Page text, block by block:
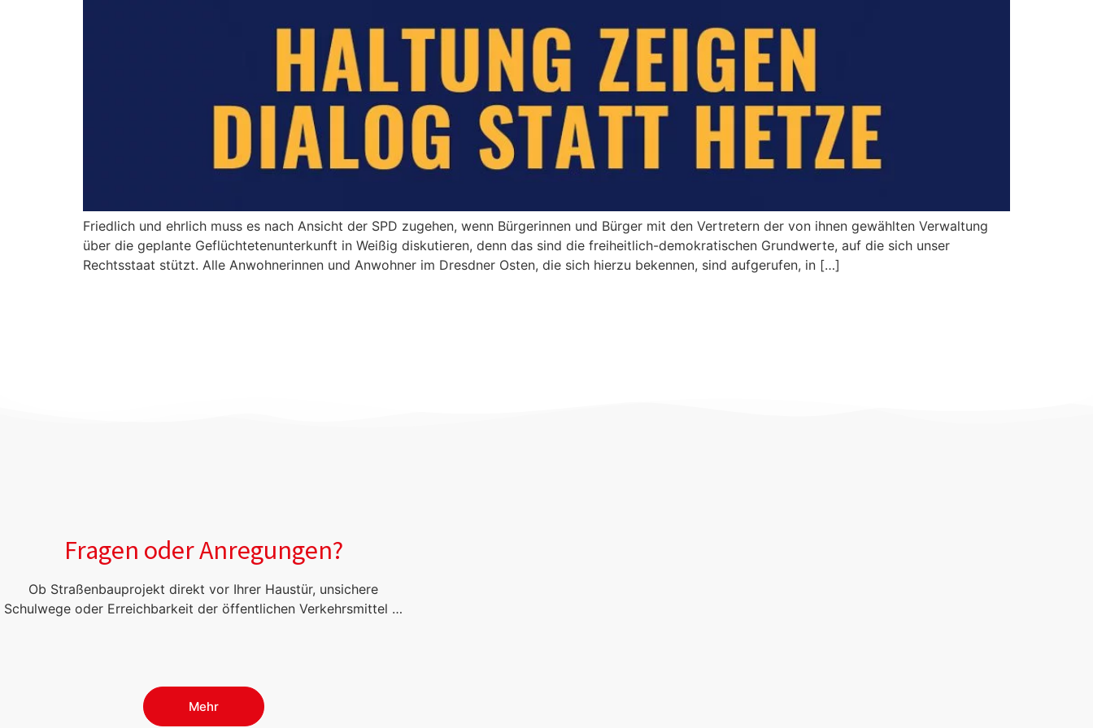
Friedlich und ehrlich muss es nach Ansicht der SPD zugehen, wenn Bürgerinnen und Bürger mit den Vertretern der von ihnen gewählten Verwaltung
über die geplante Geflüchtetenunterkunft in Weißig diskutieren, denn das sind die freiheitlich-demokratischen Grundwerte, auf die sich unser
Rechtsstaat stützt. Alle Anwohnerinnen und Anwohner im Dresdner Osten, die sich hierzu bekennen, sind aufgerufen, in […]
Fragen oder Anregungen?
Ob Straßenbauprojekt direkt vor Ihrer Haustür, unsichere
Schulwege oder Erreichbarkeit der öffentlichen Verkehrsmittel …
Mehr